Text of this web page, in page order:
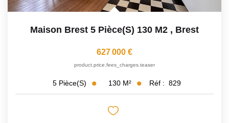
Maison Brest 5 Pièce(s) 130 M2 , Brest
627 000 €
product.price.fees_charges.teaser
5 Pièce(s) 130 M² Réf : 829